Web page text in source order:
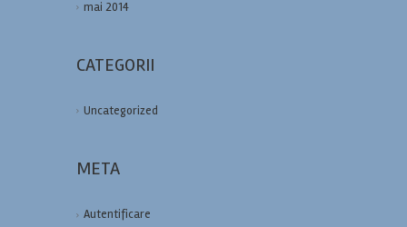
mai 2014
CATEGORII
Uncategorized
META
Autentificare